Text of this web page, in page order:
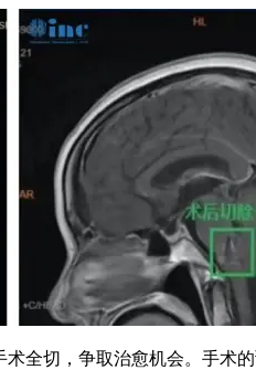
切，争取治愈机会。手术